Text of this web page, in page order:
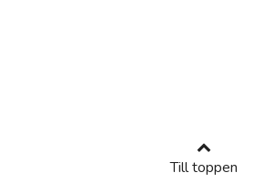
Till toppen